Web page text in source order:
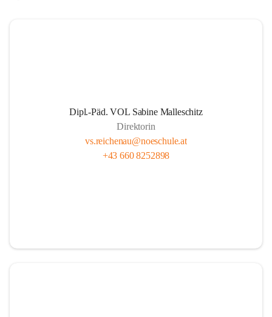
Dipl.-Päd. VOL Sabine Malleschitz
Direktorin
vs.reichenau@noeschule.at
+43 660 8252898